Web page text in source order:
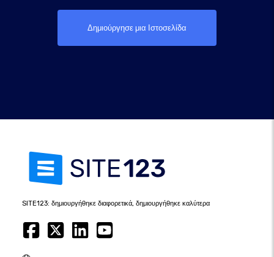
Δημιούργησε μια Ιστοσελίδα
SITE123: δημιουργήθηκε διαφορετικά, δημιουργήθηκε καλύτερα